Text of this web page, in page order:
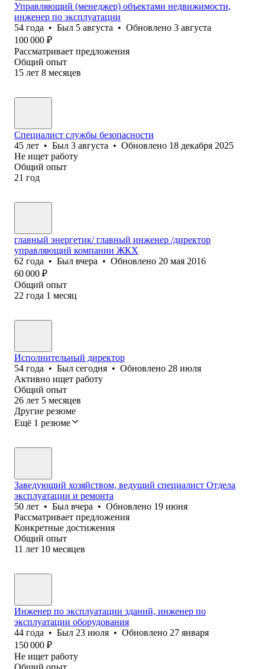
Управляющий (менеджер) объектами недвижимости,
инженер по эксплуатации
54 года • Был 5 августа • Обновлено 3 августа
100 000 ₽
Рассматривает предложения
Общий опыт
15 лет 8 месяцев
Специалист службы безопасности
45 лет • Был 3 августа • Обновлено 18 декабря 2025
Не ищет работу
Общий опыт
21 год
главный энергетик/ главный инженер /директор
управляющий компании ЖКХ
62 года • Был вчера • Обновлено 20 мая 2016
60 000 ₽
Общий опыт
22 года 1 месяц
Исполнительный директор
54 года • Был сегодня • Обновлено 28 июля
Активно ищет работу
Общий опыт
26 лет 5 месяцев
Другие резюме
Ещё 1 резюме
Заведующий хозяйством, ведущий специалист Отдела
эксплуатации и ремонта
50 лет • Был вчера • Обновлено 19 июня
Рассматривает предложения
Конкретные достижения
Общий опыт
11 лет 10 месяцев
Инженер по эксплуатации зданий, инженер по
эксплуатации оборудования
44 года • Был 23 июля • Обновлено 27 января
150 000 ₽
Не ищет работу
Общий опыт